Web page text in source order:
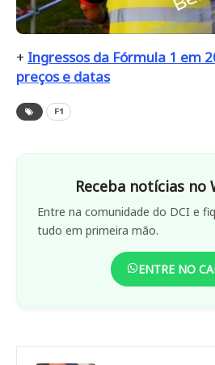
+ Ingressos da Fórmula 1 em
preços e datas
F1
Receba notícias no
Entre na comunidade do DCI e
tudo em primeira mão.
ENTRE NO